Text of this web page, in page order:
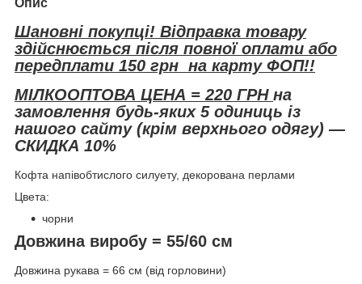
Шановні покупці! Відправка товару
здійснюється після повної оплати або
передплати 150 грн на карту ФОП!!
МІЛКООПТОВА ЦЕНА = 220 ГРН на
замовлення будь-яких 5 одиниць із
нашого сайту (крім верхнього одягу) —
СКИДКА 10%
Кофта напівобтислого силуету, декорована перлами
Цвета:
чорни
Довжина виробу = 55/60 см
Довжина рукава = 66 см (від горловини)